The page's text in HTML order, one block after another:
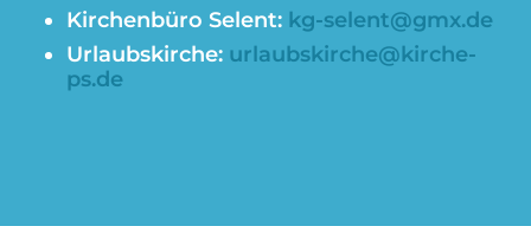
Kirchenbüro Selent: kg-selent@gmx.de
Urlaubskirche: urlaubskirche@kirche-
ps.de